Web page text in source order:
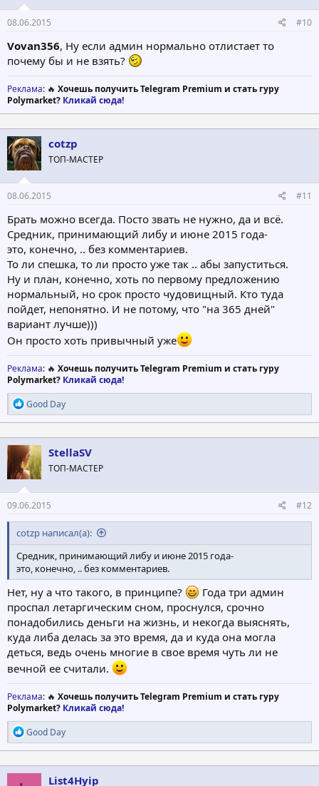
08.06.2015 #10
Vovan356, Ну если админ нормально отлистает то
почему бы и не взять?
Реклама: 🔥 Хочешь получить Telegram Premium и стать гуру
Polymarket? Кликай сюда!
cotzp
ТОП-МАСТЕР
08.06.2015 #11
Брать можно всегда. Посто звать не нужно, да и всё.
Средник, принимающий либу и июне 2015 года-
это, конечно, .. без комментариев.
То ли спешка, то ли просто уже так .. абы запуститься.
Ну и план, конечно, хоть по первому предложению
нормальный, но срок просто чудовищный. Кто туда
пойдет, непонятно. И не потому, что "на 365 дней"
вариант лучше)))
Он просто хоть привычный уже
Реклама: 🔥 Хочешь получить Telegram Premium и стать гуру
Polymarket? Кликай сюда!
Р
е
а
к
ц
и
и
:
Good Day
StellaSV
ТОП-МАСТЕР
09.06.2015 #12
cotzp написал(а):
Средник, принимающий либу и июне 2015 года-
это, конечно, .. без комментариев.
Нет, ну а что такого, в принципе?
Года три админ
проспал летаргическим сном, проснулся, срочно
понадобились деньги на жизнь, и некогда выяснять,
куда либа делась за это время, да и куда она могла
деться, ведь очень многие в свое время чуть ли не
вечной ее считали.
Реклама: 🔥 Хочешь получить Telegram Premium и стать гуру
Polymarket? Кликай сюда!
Р
е
а
к
ц
Good Day
List4Hyip